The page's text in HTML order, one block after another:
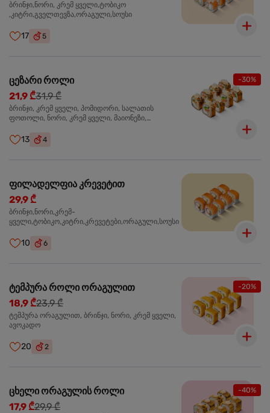
ბრინჯი,ნორი, კრემ ყველი,ტობიკო
,კიტრი,გველთევზა,ორაგული,სოუსი
17 5
-30%
ცეზარი როლი
21,9 ₾31,9 ₾
ბრინჯი, კრემ ყველი, პომიდორი, სალათის
ფოთოლი, ნორი, კრემ ყველი, მაიონეზი,
შებოლილი ქათმის ფილე
13 4
ფილადელფია კრევეტით
29,9 ₾
ბრინჯი,ნორი,კრემ-
ყველი,ტობიკო,კიტრი,კრევეტები,ორაგული,სოუსი
10 6
-20%
ტემპურა როლი ორაგულით
18,9 ₾23,9 ₾
ტემპურა ორაგულით, ბრინჯი, ნორი, კრემ ყველი,
ავოკადო
20 2
-40%
ცხელი ორაგულის როლი
17,9 ₾29,9 ₾